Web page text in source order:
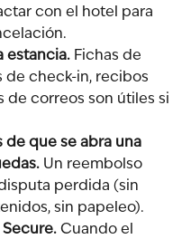
con el hotel para
estancia. Fichas de
de check-in, recibos
de correos son útiles si
de que se abra una
Un reembolso
perdida (sin
sin papeleo).
Cuando el